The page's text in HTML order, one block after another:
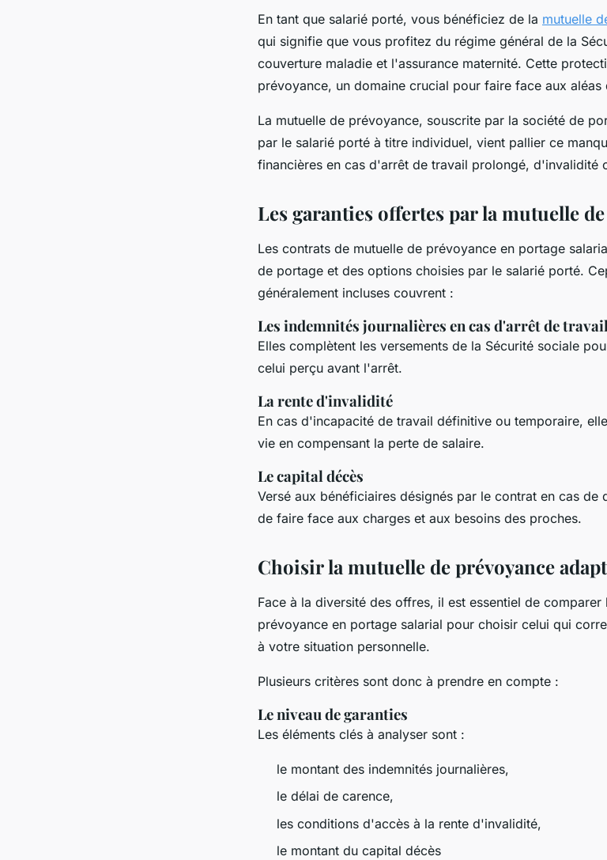
En tant que salarié porté, vous bénéficiez de la mutuelle
qui signifie que vous profitez du régime général de la
couverture maladie et l'assurance maternité. Cette
prévoyance, un domaine crucial pour faire face aux
La mutuelle de prévoyance, souscrite par la société de
par le salarié porté à titre individuel, vient pallier ce
financières en cas d'arrêt de travail prolongé, d'invalidité
Les garanties offertes par la mutuelle
Les contrats de mutuelle de prévoyance en portage
de portage et des options choisies par le salarié porté.
généralement incluses couvrent :
Les indemnités journalières en cas d'arrêt de
Elles complètent les versements de la Sécurité sociale
celui perçu avant l'arrêt.
La rente d'invalidité
En cas d'incapacité de travail définitive ou temporaire,
vie en compensant la perte de salaire.
Le capital décès
Versé aux bénéficiaires désignés par le contrat en cas
de faire face aux charges et aux besoins des proches.
Choisir la mutuelle de prévoyance
Face à la diversité des offres, il est essentiel de
prévoyance en portage salarial pour choisir celui qui
à votre situation personnelle.
Plusieurs critères sont donc à prendre en compte :
Le niveau de garanties
Les éléments clés à analyser sont :
le montant des indemnités journalières,
le délai de carence,
les conditions d'accès à la rente d'invalidité,
le montant du capital décès